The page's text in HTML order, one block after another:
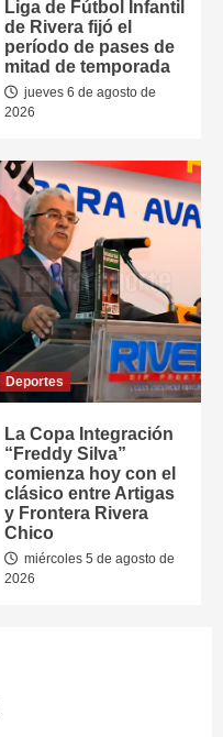
Liga de Fútbol Infantil
de Rivera fijó el
período de pases de
mitad de temporada
jueves 6 de agosto de
2026
Deportes
La Copa Integración
“Freddy Silva”
comienza hoy con el
clásico entre Artigas
y Frontera Rivera
Chico
miércoles 5 de agosto de
2026